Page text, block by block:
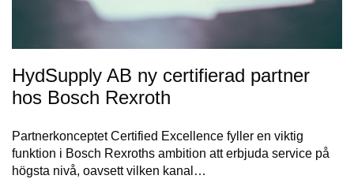
HydSupply AB ny certifierad partner
hos Bosch Rexroth
Partnerkonceptet Certified Excellence fyller en viktig
funktion i Bosch Rexroths ambition att erbjuda service på
högsta nivå, oavsett vilken kanal…